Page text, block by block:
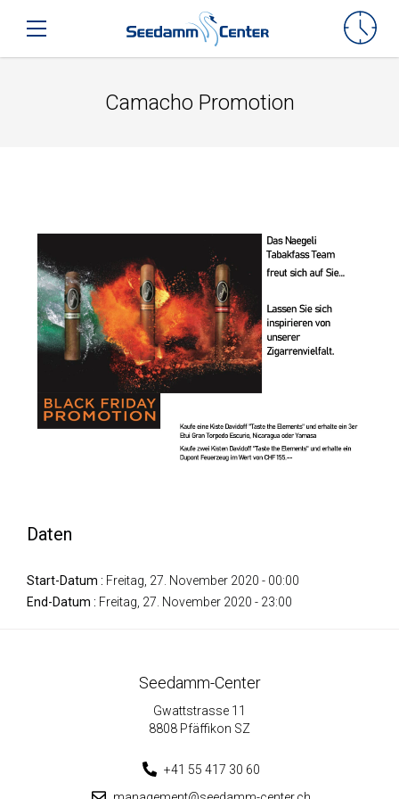
Seedamm-Center
Toggle mobile navigation
Camacho Promotion
Daten
Start-Datum : Freitag, 27. November 2020 - 00:00
End-Datum : Freitag, 27. November 2020 - 23:00
Seedamm-Center
Gwattstrasse 11
8808 Pfäffikon SZ
+41 55 417 30 60